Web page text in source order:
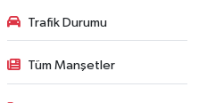
Trafik Durumu
Tüm Manşetler